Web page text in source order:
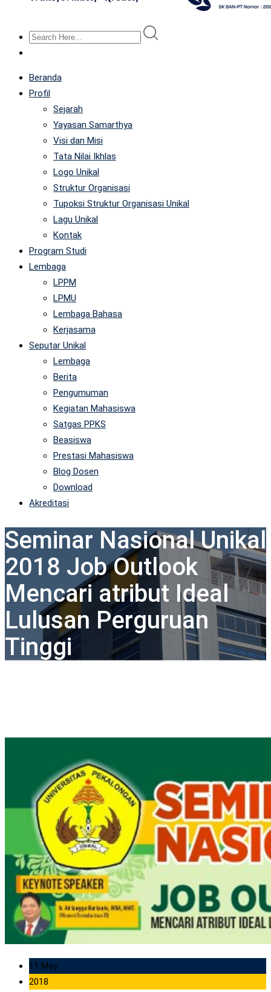
Beranda
Profil
Sejarah
Yayasan Samarthya
Visi dan Misi
Tata Nilai Ikhlas
Logo Unikal
Struktur Organisasi
Tupoksi Struktur Organisasi Unikal
Lagu Unikal
Kontak
Program Studi
Lembaga
LPPM
LPMU
Lembaga Bahasa
Kerjasama
Seputar Unikal
Lembaga
Berita
Pengumuman
Kegiatan Mahasiswa
Satgas PPKS
Beasiswa
Prestasi Mahasiswa
Blog Dosen
Download
Akreditasi
Seminar Nasional Unikal
2018 Job Outlook
Mencari atribut Ideal
Lulusan Perguruan
Tinggi
11 May
2018